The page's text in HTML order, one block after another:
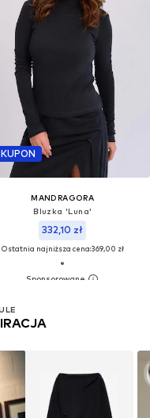
KUPON
MANDRAGORA
Bluzka 'Luna'
332,10 zł
Ostatnia najniższa cena:369,00 zł